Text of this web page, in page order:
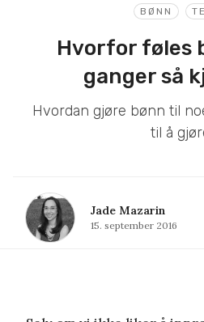
BØNN
Hvorfor føles
ganger så
Hvordan gjøre bønn til
til å
Jade Mazarin
15. september 2016